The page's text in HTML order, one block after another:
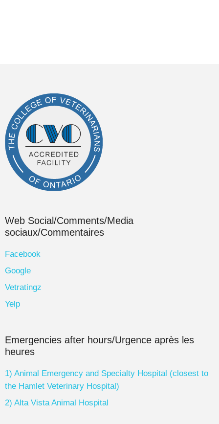
Web Social/Comments/Media
sociaux/Commentaires
Facebook
Google
Vetratingz
Yelp
Emergencies after hours/Urgence après les
heures
1) Animal Emergency and Specialty Hospital (closest to
the Hamlet Veterinary Hospital)
2) Alta Vista Animal Hospital